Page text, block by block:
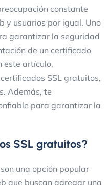
constante
y usuarios por igual. Uno
garantizar la seguridad
de un certificado
este artículo,
SSL gratuitos,
Además, te
para garantizar la
SSL gratuitos?
una opción popular
que buscan agregar una